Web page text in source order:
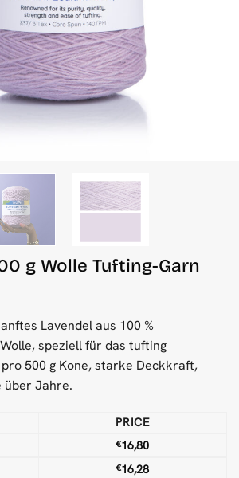
g Wolle Tufting-Garn
Lavendel aus 100 %
speziell für das tufting
500 g Kone, starke Deckkraft,
über Jahre.
PRICE
€16,80
€16,28